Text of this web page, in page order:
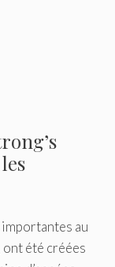
au
ont été créées